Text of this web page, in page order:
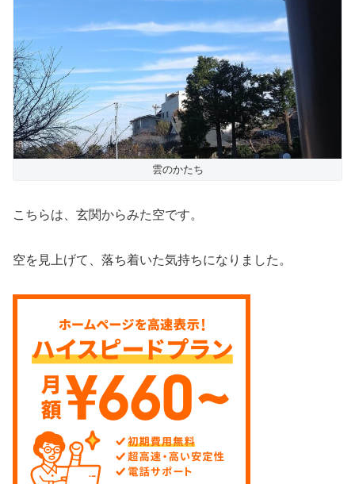
雲のかたち
こちらは、玄関からみた空です。
空を見上げて、落ち着いた気持ちになりました。